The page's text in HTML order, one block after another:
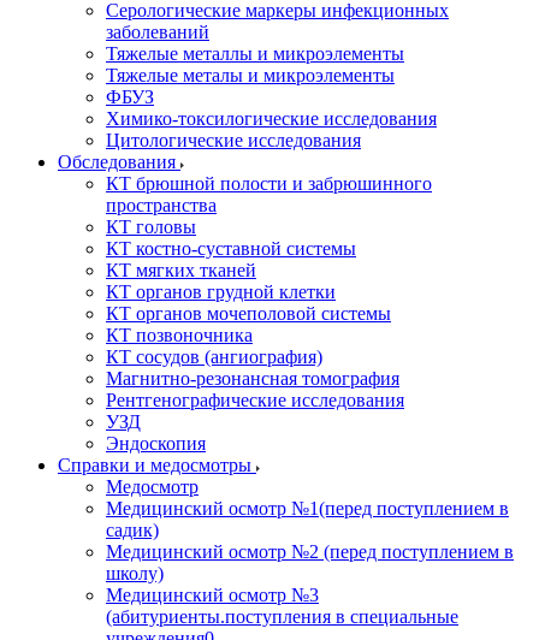
Серологические маркеры инфекционных
заболеваний
Тяжелые металлы и микроэлементы
Тяжелые металы и микроэлементы
ФБУЗ
Химико-токсилогические исследования
Цитологические исследования
Обследования
КТ брюшной полости и забрюшинного
пространства
КТ головы
КТ костно-суставной системы
КТ мягких тканей
КТ органов грудной клетки
КТ органов мочеполовой системы
КТ позвоночника
КТ сосудов (ангиография)
Магнитно-резонансная томография
Рентгенографические исследования
УЗД
Эндоскопия
Справки и медосмотры
Медосмотр
Медицинский осмотр №1(перед поступлением в
садик)
Медицинский осмотр №2 (перед поступлением в
школу)
Медицинский осмотр №3
(абитуриенты.поступления в специальные